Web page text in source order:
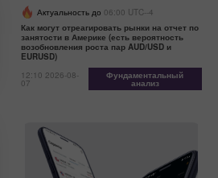
Актуальность до 06:00 UTC--4
Как могут отреагировать рынки на отчет по
занятости в Америке (есть вероятность
возобновления роста пар AUD/USD и
EURUSD)
12:10 2026-08-
07
Фундаментальный
анализ